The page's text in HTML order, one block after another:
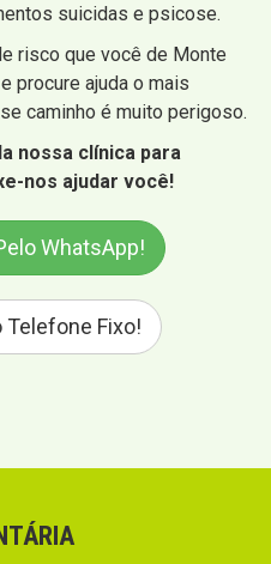
suicidas e psicose.
risco que você de Monte
procure ajuda o mais
caminho é muito perigoso.
nossa clínica para
nos ajudar você!
WhatsApp!
Fixo!